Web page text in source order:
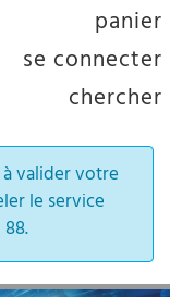
panier
se connecter
chercher
valider votre
le service